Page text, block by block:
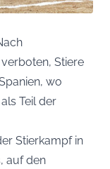
Stiere
wo
Teil der
Stierkampf in
auf den